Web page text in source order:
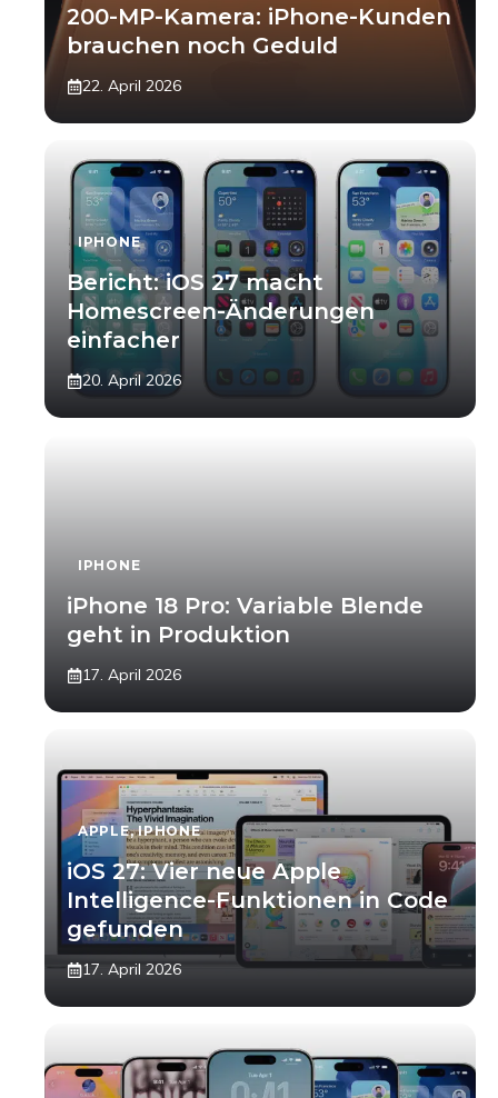
200-MP-Kamera: iPhone-Kunden
brauchen noch Geduld
22. April 2026
IPHONE
Bericht: iOS 27 macht
Homescreen-Änderungen
einfacher
20. April 2026
IPHONE
iPhone 18 Pro: Variable Blende
geht in Produktion
17. April 2026
APPLE,IPHONE
iOS 27: Vier neue Apple
Intelligence-Funktionen in Code
gefunden
17. April 2026